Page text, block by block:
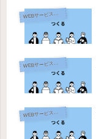
W
EBサービス作成
W
EBサービス作成
W
EBサービス作成